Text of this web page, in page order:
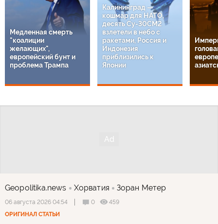
Медленная смерть
"коалиции
желающих",
европейский бунт и
проблема Трампа
Калининград —
кошмар для НАТО,
десять Су-30СМ2
взлетели в небо с
ракетами, Россия и
Индонезия
приблизились к
Японии
Geopolitika.news Хорватия Зоран Метер
06 августа 2026 04:54 0
459
ОРИГИНАЛ СТАТЬИ